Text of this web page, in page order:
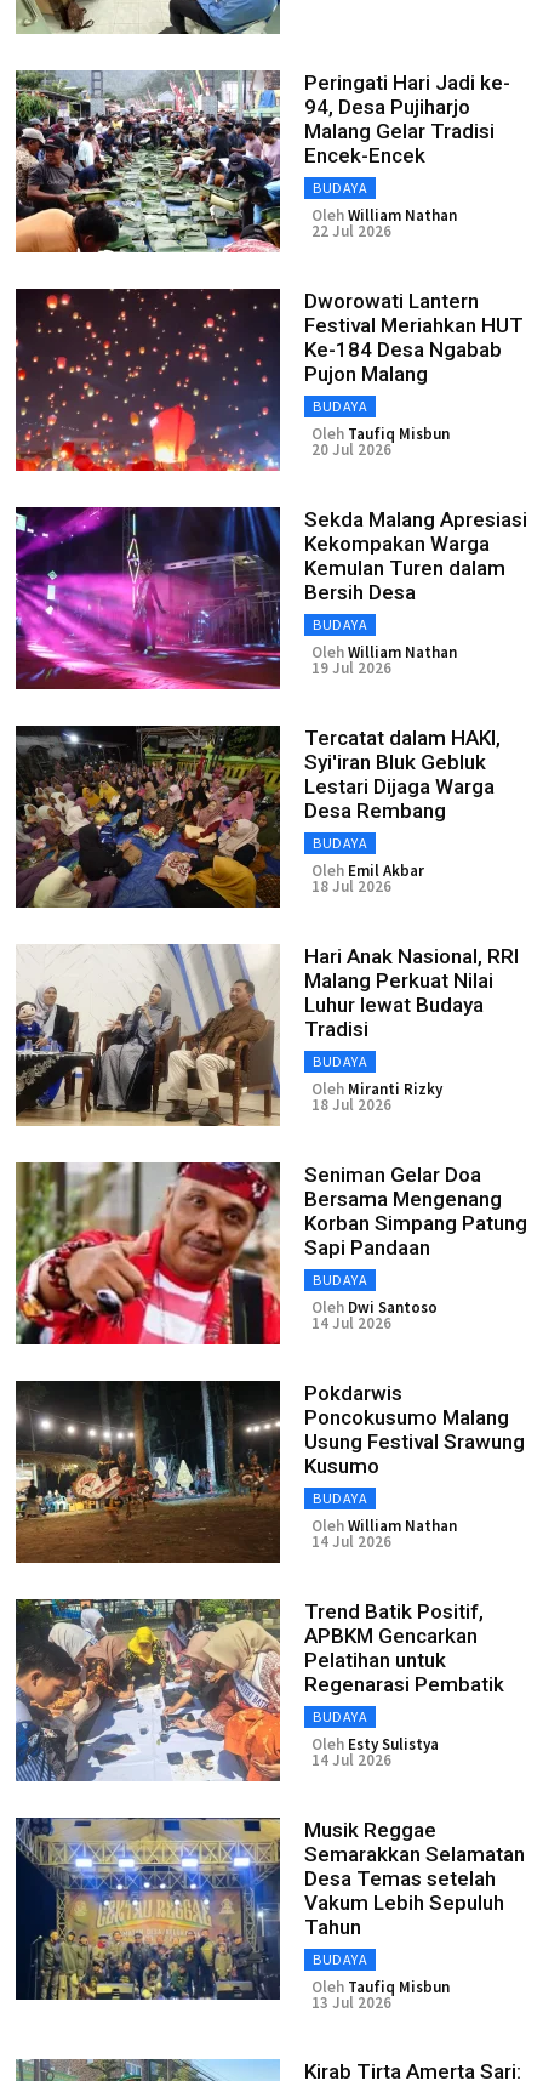
Peringati Hari Jadi ke-
94, Desa Pujiharjo
Malang Gelar Tradisi
Encek-Encek
BUDAYA
OlehWilliam Nathan
22 Jul 2026
Dworowati Lantern
Festival Meriahkan HUT
Ke-184 Desa Ngabab
Pujon Malang
BUDAYA
Oleh Taufiq Misbun
20 Jul 2026
Sekda Malang Apresiasi
Kekompakan Warga
Kemulan Turen dalam
Bersih Desa
BUDAYA
OlehWilliam Nathan
19 Jul 2026
Tercatat dalam HAKI,
Syi'iran Bluk Gebluk
Lestari Dijaga Warga
Desa Rembang
BUDAYA
Oleh Emil Akbar
18 Jul 2026
Hari Anak Nasional, RRI
Malang Perkuat Nilai
Luhur lewat Budaya
Tradisi
BUDAYA
Oleh Miranti Rizky
18 Jul 2026
Seniman Gelar Doa
Bersama Mengenang
Korban Simpang Patung
Sapi Pandaan
BUDAYA
Oleh Dwi Santoso
14 Jul 2026
Pokdarwis
Poncokusumo Malang
Usung Festival Srawung
Kusumo
BUDAYA
OlehWilliam Nathan
14 Jul 2026
Trend Batik Positif,
APBKM Gencarkan
Pelatihan untuk
Regenarasi Pembatik
BUDAYA
Oleh Esty Sulistya
14 Jul 2026
Musik Reggae
Semarakkan Selamatan
Desa Temas setelah
Vakum Lebih Sepuluh
Tahun
BUDAYA
Oleh Taufiq Misbun
13 Jul 2026
Kirab Tirta Amerta Sari: